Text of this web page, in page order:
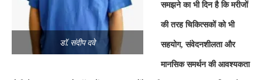
डॉ. संदीप दवे
समझने का भी दिन है कि मरीजों
की तरह चिकित्सकों को भी
सहयोग, संवेदनशीलता और
मानसिक समर्थन की आवश्यकता